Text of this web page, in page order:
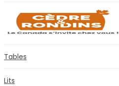
Tables
Lits